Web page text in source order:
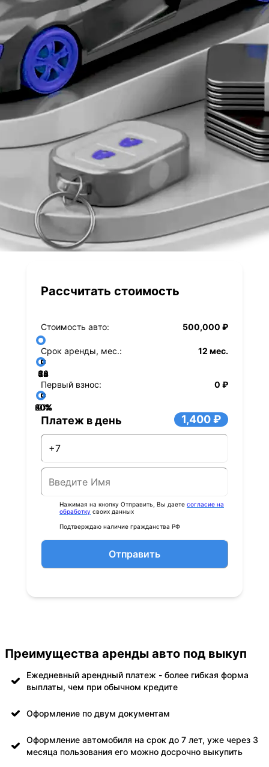
Рассчитать стоимость
Стоимость авто: 500,000 ₽
Срок аренды, мес.: 12 мес.
12
24
36
48
60
72
84
Первый взнос:
0 ₽
0%
20%
40%
60%
80%
Платеж в день 1,400 ₽
Нажимая на кнопку Отправить, Вы даете согласие на
обработку своих данных
Подтверждаю наличие гражданства РФ
Отправить
Преимущества аренды авто под выкуп
Ежедневный арендный платеж - более гибкая форма
выплаты, чем при обычном кредите
Оформление по двум документам
Оформление автомобиля на срок до 7 лет, уже через 3
месяца пользования его можно досрочно выкупить